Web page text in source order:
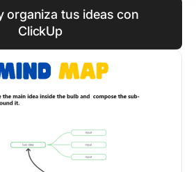
organiza tus ideas con
ClickUp